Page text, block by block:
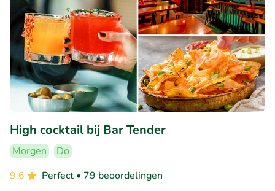
High cocktail bij Bar Tender
Morgen
Do
9.6
Perfect • 79 beoordelingen